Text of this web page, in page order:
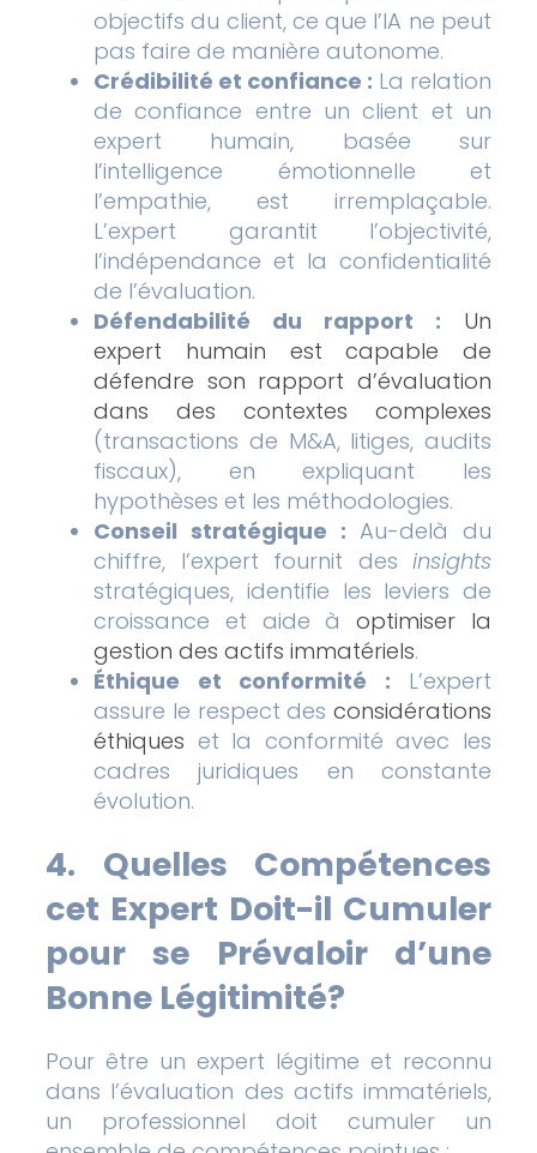
objectifs du client, ce que l’IA ne peut
pas faire de manière autonome.
Crédibilité et confiance : La relation
de confiance entre un client et un
expert humain, basée sur
l’intelligence émotionnelle et
l’empathie, est irremplaçable.
L’expert garantit l’objectivité,
l’indépendance et la confidentialité
de l’évaluation.
Défendabilité du rapport :
Un
expert humain est capable de
défendre son rapport d’évaluation
dans des contextes complexes
(transactions de M&A, litiges, audits
fiscaux), en expliquant les
hypothèses et les méthodologies.
Conseil stratégique : Au-delà du
chiffre, l’expert fournit des insights
stratégiques, identifie les leviers de
croissance et aide àoptimiser la
gestion des actifs immatériels.
Éthique et conformité : L’expert
assure le respect des considérations
éthiques et la conformité avec les
cadres juridiques en constante
évolution.
4. Quelles Compétences
cet Expert Doit-il Cumuler
pour se Prévaloir d’une
Bonne Légitimité?
Pour être un expert légitime et reconnu
dans l’évaluation des actifs immatériels,
un professionnel doit cumuler un